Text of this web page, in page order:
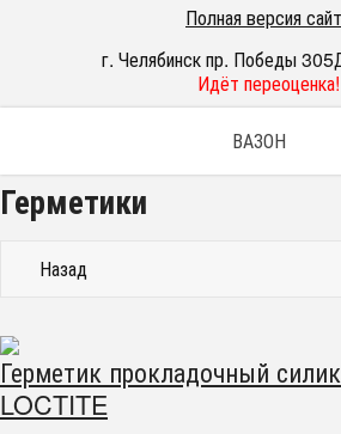
Полная версия
г. Челябинск пр. Победы
Идёт переоценка!
ВАЗОН
Герметики
Назад
Герметик прокладочный
LOCTITE